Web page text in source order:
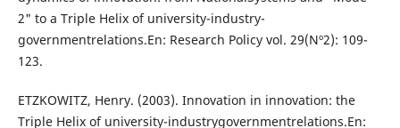
2" to a Triple Helix of university-industry-
governmentrelations.En: Research Policy vol. 29(Nº2): 109-
123.
ETZKOWITZ, Henry. (2003). Innovation in innovation: the
Triple Helix of university-industrygovernmentrelations.En: